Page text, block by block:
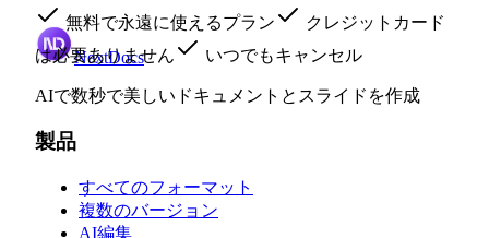
無料で永遠に使えるプラン
クレジットカード
は必要ありません
いつでもキャンセル
NextDocs
AIで数秒で美しいドキュメントとスライドを作成
製品
すべてのフォーマット
複数のバージョン
AI編集